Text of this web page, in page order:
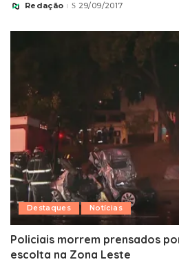
Posted
Redação 29/09/2017
Destaques Notícias
Policiais morrem prensados
escolta na Zona Leste